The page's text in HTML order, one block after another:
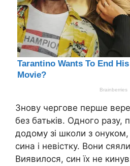
Знову чергове перше
без батьків. Одного разу,
додому зі школи з онуком,
сина і невістку. Вони
Виявилося, син їх не